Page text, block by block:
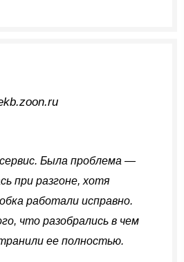
Была проблема —
при разгоне, хотя
работали исправно.
что разобрались в чем
ее полностью.